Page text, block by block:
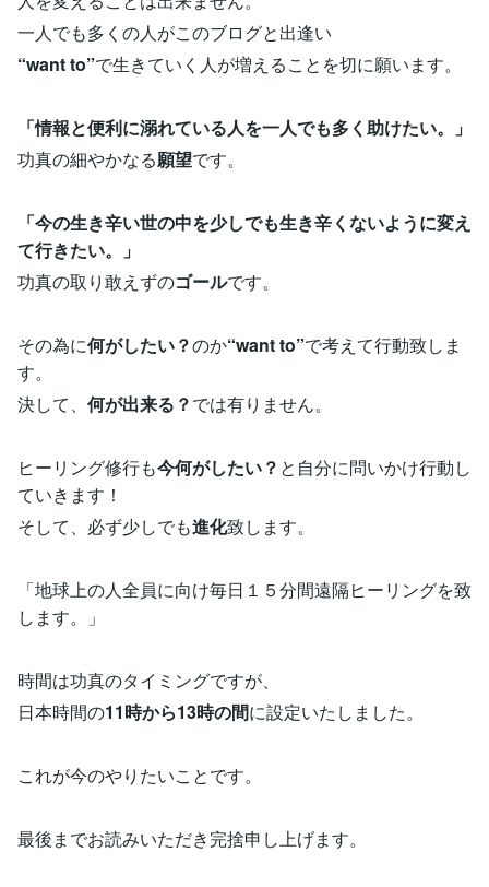
一人でも多くの人がこのブログと出逢い
“want to”で生きていく人が増えることを切に願います。
「情報と便利に溺れている人を一人でも多く助けたい。」
功真の細やかなる願望です。
「今の生き辛い世の中を少しでも生き辛くないように変え
て行きたい。」
功真の取り敢えずのゴールです。
その為に何がしたい？のか“want to”で考えて行動致しま
す。
決して、 何が出来る？では有りません。
ヒーリング修行も今何がしたい？ と自分に問いかけ行動し
ていきます！
そして、必ず少しでも進化致します。
「地球上の人全員に向け毎日１５分間遠隔ヒーリングを致
します。」
時間は功真のタイミングですが、
日本時間の11時から13時の間に設定いたしました。
これが今のやりたいことです。
最後までお読みいただき完捨申し上げます。